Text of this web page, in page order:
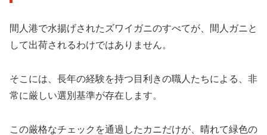
間人港で水揚げされたズワイガニのすべてが、間人ガニと
して出荷されるわけではありません。
そこには、長年の経験を持つ目利きの職人たちによる、非
常に厳しい選別基準が存在します。
この厳格なチェックを通過したカニだけが、晴れて緑色の